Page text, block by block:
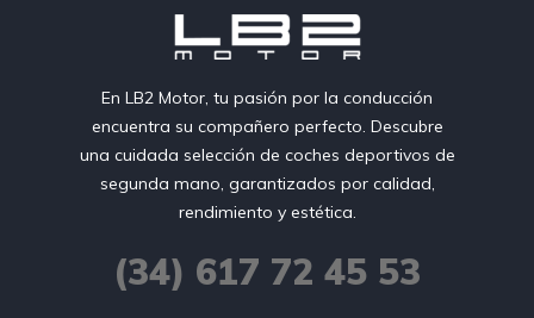
En LB2 Motor, tu pasión por la conducción
encuentra su compañero perfecto. Descubre
una cuidada selección de coches deportivos de
segunda mano, garantizados por calidad,
rendimiento y estética.
(34) 617 72 45 53